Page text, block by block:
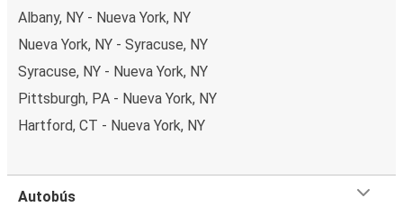
Albany, NY - Nueva York, NY
Nueva York, NY - Syracuse, NY
Syracuse, NY - Nueva York, NY
Pittsburgh, PA - Nueva York, NY
Hartford, CT - Nueva York, NY
Autobús